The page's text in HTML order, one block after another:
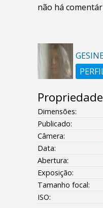
não há
Dimensões:
Publicado:
Câmera:
Data:
Abertura:
Exposição:
Tamanho focal:
ISO: